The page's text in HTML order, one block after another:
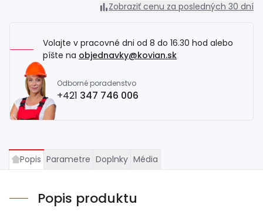
Zobraziť cenu za posledných 30 dní
Volajte v pracovné dni od 8 do 16.30 hod alebo
píšte na objednavky@kovian.sk
Odborné poradenstvo
+421 347 746 006
Popis Parametre Doplnky Média
Popis produktu